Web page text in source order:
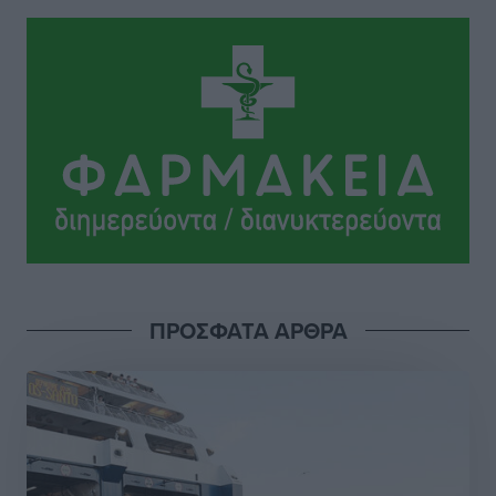
Σι Τζέι Χάρις: «Να πανηγυρίσουμε πολλές νίκες μαζί»
Αθλητικά • πριν 7 ώρες
Ροδήλιος: Ο απολογισμός από το Πανελλήνιο
Πρωτάθλημα Πίστας
Αθλητικά• πριν 7 ώρες
Γ.Σ. Διαγόρας: Εντατική προετοιμασία και επιστροφή
Ρίζου στις Ακαδημίες
ΠΡΟΣΦΑΤΑ ΑΡΘΡΑ